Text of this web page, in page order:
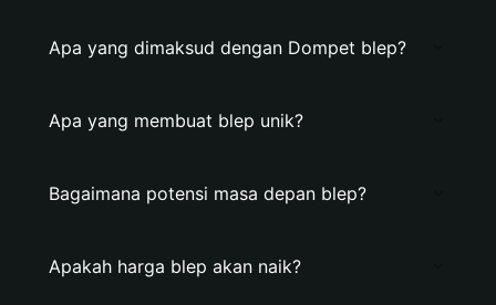
Apa yang dimaksud dengan Dompet blep?
Apa yang membuat blep unik?
Bagaimana potensi masa depan blep?
Apakah harga blep akan naik?